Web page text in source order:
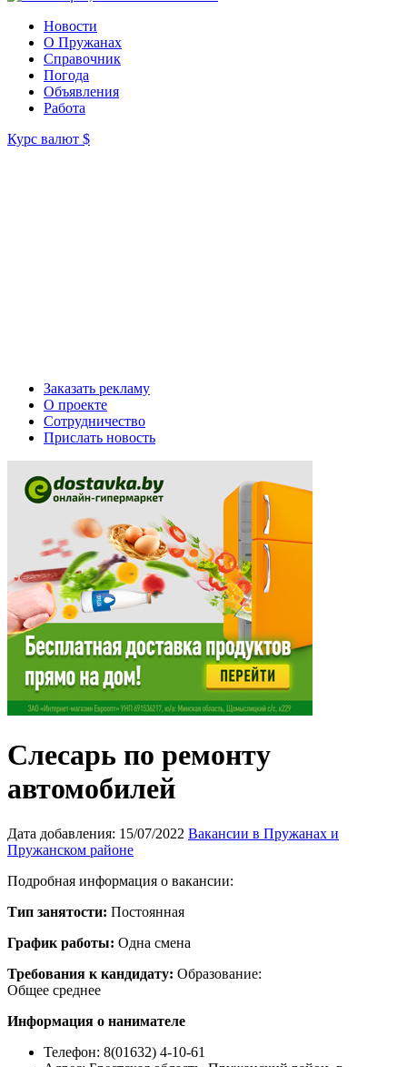
Новости
О Пружанах
Справочник
Погода
Объявления
Работа
Курс валют $
Заказать рекламу
О проекте
Сотрудничество
Прислать новость
Слесарь по ремонту
автомобилей
Дата добавления: 15/07/2022 Вакансии в Пружанах и
Пружанском районе
Подробная информация о вакансии:
Тип занятости: Постоянная
График работы: Одна смена
Требования к кандидату: Образование:
Общее среднее
Информация о нанимателе
Телефон: 8(01632) 4-10-61